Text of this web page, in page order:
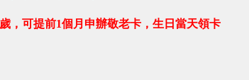
個月申辦敬老卡，生日當天領卡